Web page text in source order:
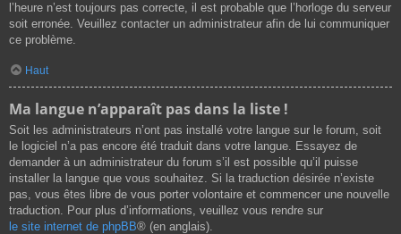
l’heure n’est toujours pas correcte, il est probable que l’horloge du serveur
soit erronée. Veuillez contacter un administrateur afin de lui communiquer
ce problème.
Haut
Ma langue n’apparaît pas dans la liste !
Soit les administrateurs n’ont pas installé votre langue sur le forum, soit
le logiciel n’a pas encore été traduit dans votre langue. Essayez de
demander à un administrateur du forum s’il est possible qu’il puisse
installer la langue que vous souhaitez. Si la traduction désirée n’existe
pas, vous êtes libre de vous porter volontaire et commencer une nouvelle
traduction. Pour plus d’informations, veuillez vous rendre sur
le site internet de phpBB® (en anglais).